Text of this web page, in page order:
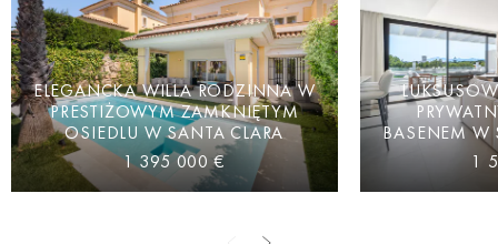
ELEGANCKA WILLA RODZINNA W
PRESTIŻOWYM ZAMKNIĘTYM
OSIEDLU W SANTA CLARA
1 395 000 €
BASENEM W
1